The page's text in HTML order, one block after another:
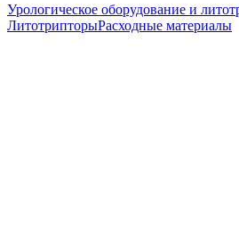
Урологическое оборудование и
ЛитотрипторыРасходные материалы